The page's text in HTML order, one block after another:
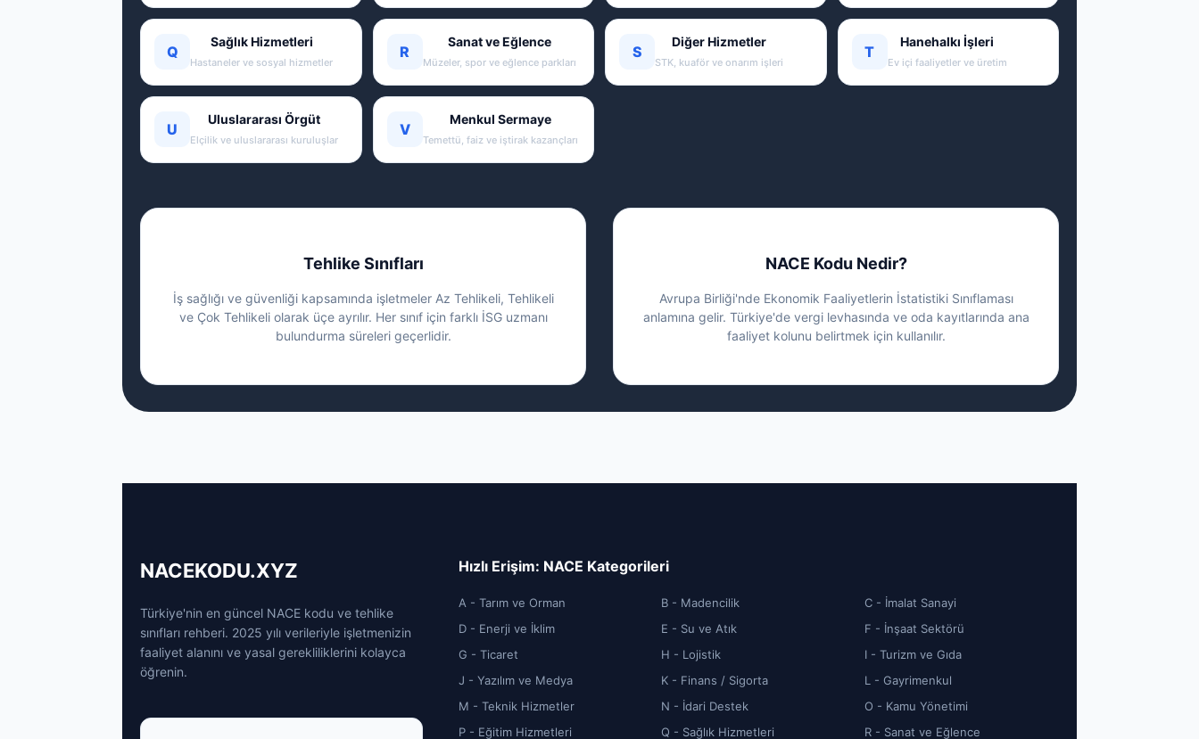
Q
Sağlık Hizmetleri
Hastaneler ve sosyal hizmetler
R
Sanat ve Eğlence
Müzeler, spor ve eğlence parkları
S
Diğer Hizmetler
STK, kuaför ve onarım işleri
T
Hanehalkı İşleri
Ev içi faaliyetler ve üretim
U
Uluslararası Örgüt
Elçilik ve uluslararası kuruluşlar
V
Menkul Sermaye
Temettü, faiz ve iştirak kazançları
Tehlike Sınıfları
İş sağlığı ve güvenliği kapsamında işletmeler Az Tehlikeli, Tehlikeli
ve Çok Tehlikeli olarak üçe ayrılır. Her sınıf için farklı İSG uzmanı
bulundurma süreleri geçerlidir.
NACE Kodu Nedir?
Avrupa Birliği'nde Ekonomik Faaliyetlerin İstatistiki Sınıflaması
anlamına gelir. Türkiye'de vergi levhasında ve oda kayıtlarında ana
faaliyet kolunu belirtmek için kullanılır.
NACEKODU.XYZ
Türkiye'nin en güncel NACE kodu ve tehlike
sınıfları rehberi. 2025 yılı verileriyle işletmenizin
faaliyet alanını ve yasal gerekliliklerini kolayca
öğrenin.
Hızlı Erişim: NACE Kategorileri
A - Tarım ve Orman B - Madencilik
C - İmalat Sanayi
D - Enerji ve İklim
E - Su ve Atık
F - İnşaat Sektörü
G - Ticaret
H - Lojistik
I - Turizm ve Gıda
J - Yazılım ve Medya
K - Finans / Sigorta
L - Gayrimenkul
M - Teknik Hizmetler
N - İdari Destek
O - Kamu Yönetimi
P - Eğitim Hizmetleri
Q - Sağlık Hizmetleri R - Sanat ve Eğlence